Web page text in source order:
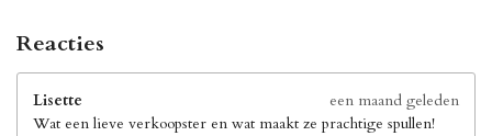
Reacties
Lisette
een maand geleden
Wat een lieve verkoopster en wat maakt ze prachtige spullen!